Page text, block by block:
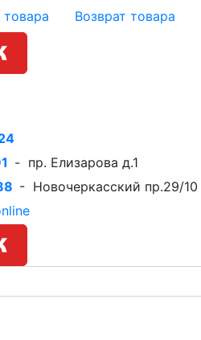
Возврат товара
- пр. Елизарова д.1
- Новочеркасский пр.29/10